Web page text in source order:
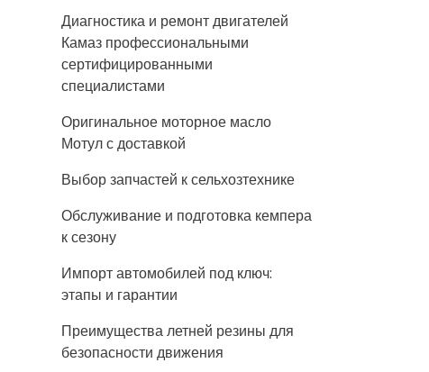
Диагностика и ремонт двигателей
Камаз профессиональными
сертифицированными
специалистами
Оригинальное моторное масло
Мотул с доставкой
Выбор запчастей к сельхозтехнике
Обслуживание и подготовка кемпера
к сезону
Импорт автомобилей под ключ:
этапы и гарантии
Преимущества летней резины для
безопасности движения